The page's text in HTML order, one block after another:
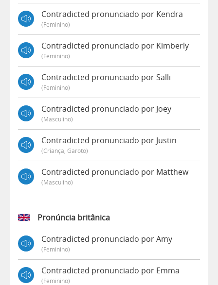
Contradicted pronunciado por Kendra
(feminino)
Contradicted pronunciado por Kimberly
(feminino)
Contradicted pronunciado por Salli
(feminino)
Contradicted pronunciado por Joey
(masculino)
Contradicted pronunciado por Justin
(criança, Garoto)
Contradicted pronunciado por Matthew
(masculino)
Pronúncia britânica
Contradicted pronunciado por Amy
(feminino)
Contradicted pronunciado por Emma
(feminino)